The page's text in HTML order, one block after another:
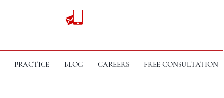
PRACTICE BLOG CAREERS FREE CONSULTATION